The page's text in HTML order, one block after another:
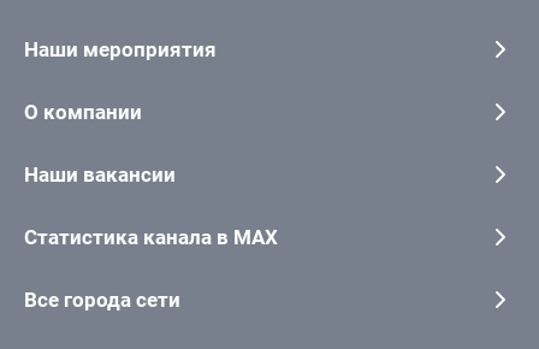
Наши мероприятия
О компании
Наши вакансии
Статистика канала в MAX
Все города сети